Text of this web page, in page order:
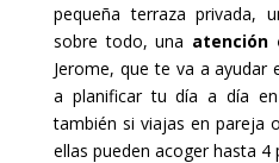
pequeña terraza privada,
sobre todo, una atención
Jerome, que te va a
a planificar tu día a día
también si viajas en pareja
ellas pueden acoger hasta 4